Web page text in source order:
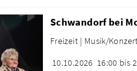
Schwandorf bei
Freizeit | Musik/
10.10.2026 16:00 bis